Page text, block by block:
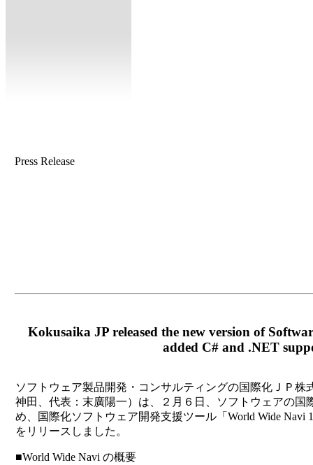
Press Release
Kokusaika JP released the new version of
added C# and .NET
ソフトウェア製品開発・コンサルティングの国際化ＪＰ株
神田、代表：末廣陽一）は、２月６日、ソフトウェアの国
め、国際化ソフトウェア開発支援ツール「World Wide Navi
をリリースしました。
■World Wide Navi の概要